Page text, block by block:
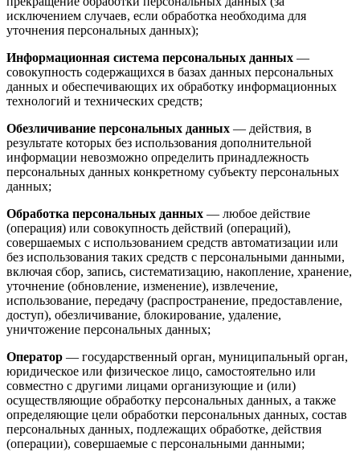
исключением случаев, если обработка необходима для
уточнения персональных данных);
Информационная система персональных данных —
совокупность содержащихся в базах данных персональных
данных и обеспечивающих их обработку информационных
технологий и технических средств;
Обезличивание персональных данных — действия, в
результате которых без использования дополнительной
информации невозможно определить принадлежность
персональных данных конкретному субъекту персональных
данных;
Обработка персональных данных — любое действие
(операция) или совокупность действий (операций),
совершаемых с использованием средств автоматизации или
без использования таких средств с персональными данными,
включая сбор, запись, систематизацию, накопление, хранение,
уточнение (обновление, изменение), извлечение,
использование, передачу (распространение, предоставление,
доступ), обезличивание, блокирование, удаление,
уничтожение персональных данных;
Оператор — государственный орган, муниципальный орган,
юридическое или физическое лицо, самостоятельно или
совместно с другими лицами организующие и (или)
осуществляющие обработку персональных данных, а также
определяющие цели обработки персональных данных, состав
персональных данных, подлежащих обработке, действия
(операции), совершаемые с персональными данными;